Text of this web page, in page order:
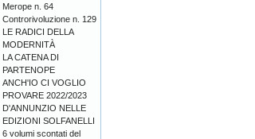
Merope n. 64
Controrivoluzione n. 129
LE RADICI DELLA
MODERNITÀ
LA CATENA DI
PARTENOPE
ANCH'IO CI VOGLIO
PROVARE 2022/2023
D'ANNUNZIO NELLE
EDIZIONI SOLFANELLI
6 volumi scontati del